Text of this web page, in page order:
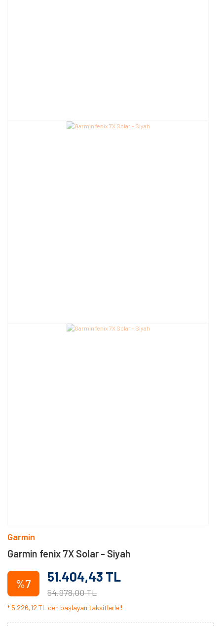
Garmin
Garmin fenix 7X Solar - Siyah
%7 51.404,43 TL
54.978,00 TL
* 5.226,12 TL den başlayan taksitlerle!!